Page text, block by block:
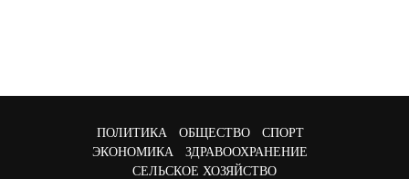
ПОЛИТИКА ОБЩЕСТВО
СПОРТ
ЭКОНОМИКА
ЗДРАВООХРАНЕНИЕ
СЕЛЬСКОЕ ХОЗЯЙСТВО